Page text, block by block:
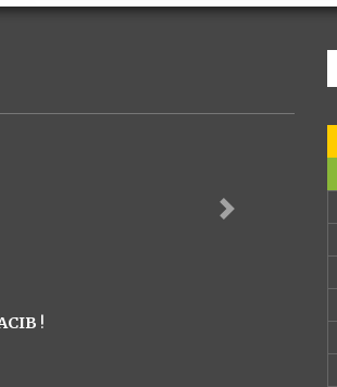
Next
!